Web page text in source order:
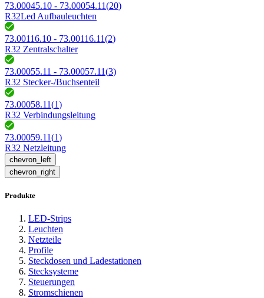
73.00045.10 - 73.00054.11(20)
R32Led Aufbauleuchten
73.00116.10 - 73.00116.11(2)
R32 Zentralschalter
73.00055.11 - 73.00057.11(3)
R32 Stecker-/Buchsenteil
73.00058.11(1)
R32 Verbindungsleitung
73.00059.11(1)
R32 Netzleitung
chevron_left
chevron_right
Produkte
LED-Strips
Leuchten
Netzteile
Profile
Steckdosen und Ladestationen
Stecksysteme
Steuerungen
Stromschienen